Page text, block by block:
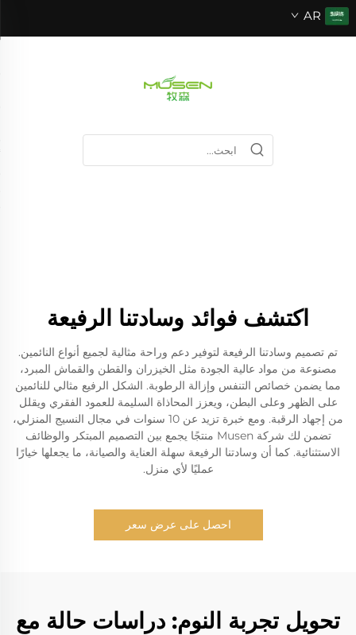
AR
اكتشف فوائد وسادتنا الرفيعة
تم تصميم وسادتنا الرفيعة لتوفير دعم وراحة مثالية لجميع أنواع النائمين.
مصنوعة من مواد عالية الجودة مثل الخيزران والقطن والقماش المبرد،
مما يضمن خصائص التنفس وإزالة الرطوبة. الشكل الرفيع مثالي للنائمين
على الظهر وعلى البطن، ويعزز المحاذاة السليمة للعمود الفقري ويقلل
من إجهاد الرقبة. ومع خبرة تزيد عن 10 سنوات في مجال النسيج المنزلي،
تضمن لك شركة Musen منتجًا يجمع بين التصميم المبتكر والوظائف
الاستثنائية. كما أن وسادتنا الرفيعة سهلة العناية والصيانة، ما يجعلها خيارًا
عمليًا لأي منزل.
احصل على عرض سعر
تحويل تجربة النوم: دراسات حالة مع